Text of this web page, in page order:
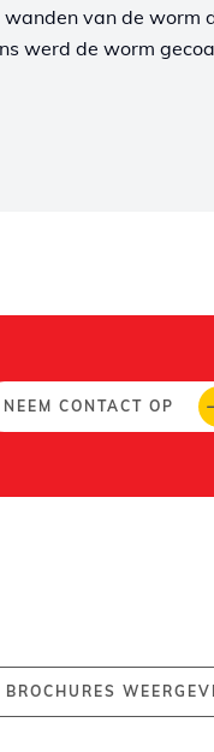
van de worm
werd de worm
NEEM CONTACT OP